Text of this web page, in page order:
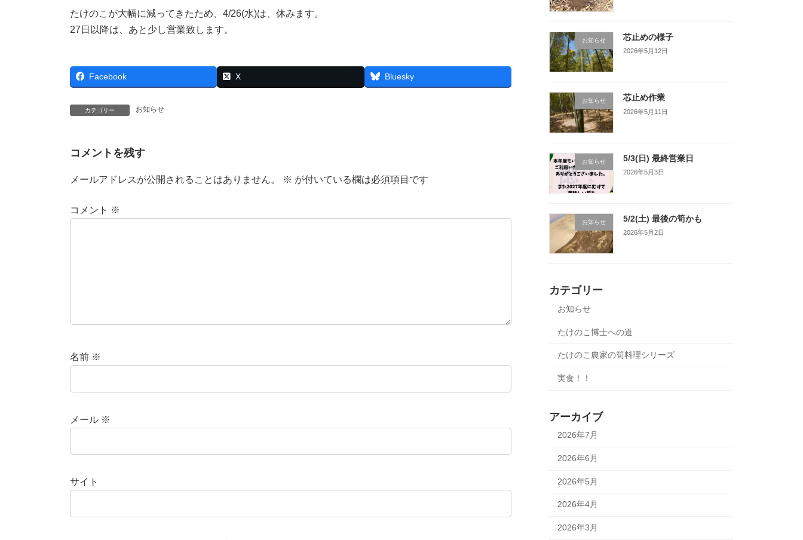
たけのこが大幅に減ってきたため、4/26(水)は、休みます。
27日以降は、あと少し営業致します。
Facebook X Bluesky
カテゴリー お知らせ
コメントを残す
メールアドレスが公開されることはありません。 ※ が付いている欄は必須項目です
コメント ※
名前 ※
メール ※
サイト
お知らせ 芯止めの様子
2026年5月12日
お知らせ 芯止め作業
2026年5月11日
お知らせ 5/3(日) 最終営業日
2026年5月3日
お知らせ 5/2(土) 最後の筍かも
2026年5月2日
カテゴリー
お知らせ
たけのこ博士への道
たけのこ農家の筍料理シリーズ
実食！！
アーカイブ
2026年7月
2026年6月
2026年5月
2026年4月
2026年3月